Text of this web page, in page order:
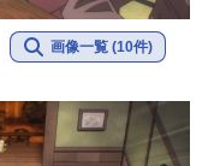
画像一覧 (10件)